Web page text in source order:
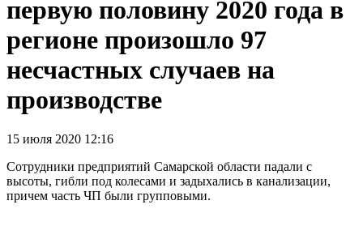
первую половину 2020 года в
регионе произошло 97
несчастных случаев на
производстве
15 июля 2020 12:16
Сотрудники предприятий Самарской области падали с
высоты, гибли под колесами и задыхались в канализации,
причем часть ЧП были групповыми.